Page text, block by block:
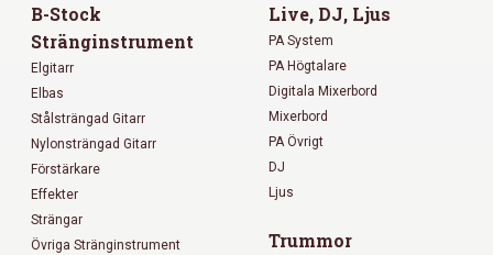
B-Stock
Stränginstrument
Elgitarr
Elbas
Stålsträngad Gitarr
Nylonsträngad Gitarr
Förstärkare
Effekter
Strängar
Övriga Stränginstrument
Live, DJ, Ljus
PA System
PA Högtalare
Digitala Mixerbord
Mixerbord
PA Övrigt
DJ
Ljus
Trummor